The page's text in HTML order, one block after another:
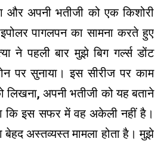
और अपनी भतीजी को एक किशोरी
पागलपन का सामना करते हुए
ने पहली बार मुझे बिग गर्ल्स डोंट
पर सुनाया। इस सीरीज पर काम
लिखना, अपनी भतीजी को यह बताने
कि इस सफर में वह अकेली नहीं है।
अस्तव्यस्त मामला होता है। मुझे